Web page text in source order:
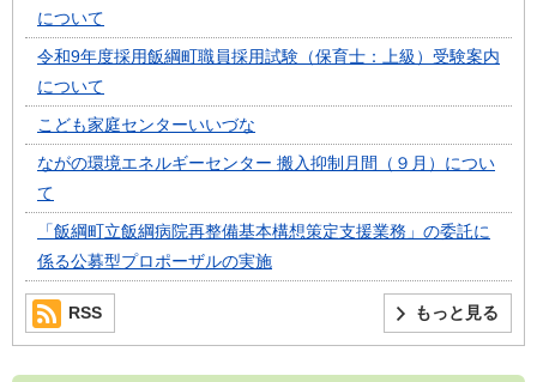
について
令和9年度採用飯綱町職員採用試験（保育士：上級）受験案内
について
こども家庭センターいいづな
ながの環境エネルギーセンター 搬入抑制月間（９月）につい
て
「飯綱町立飯綱病院再整備基本構想策定支援業務」の委託に
係る公募型プロポーザルの実施
もっと見る
RSS